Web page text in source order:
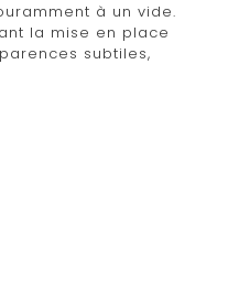
à un vide.
la mise en place
subtiles,